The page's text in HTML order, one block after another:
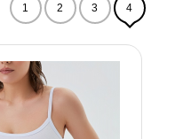
1 2 3 4